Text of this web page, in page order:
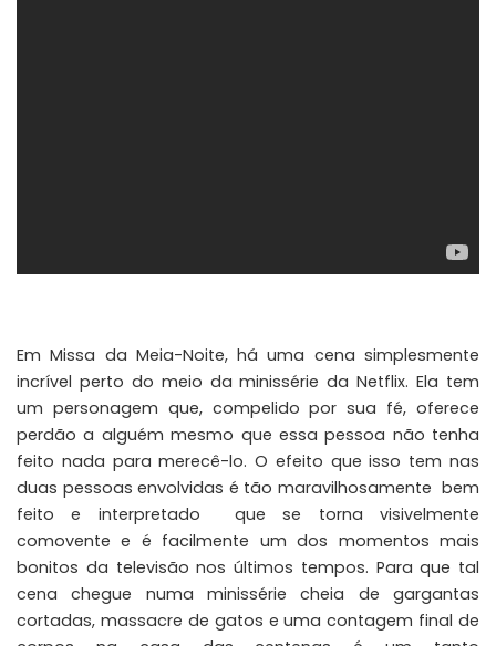
Em Missa da Meia-Noite, há uma cena simplesmente
incrível perto do meio da minissérie da Netflix. Ela tem
um personagem que, compelido por sua fé, oferece
perdão a alguém mesmo que essa pessoa não tenha
feito nada para merecê-lo. O efeito que isso tem nas
duas pessoas envolvidas é tão maravilhosamente bem
feito e interpretado que se torna visivelmente
comovente e é facilmente um dos momentos mais
bonitos da televisão nos últimos tempos. Para que tal
cena chegue numa minissérie cheia de gargantas
cortadas, massacre de gatos e uma contagem final de